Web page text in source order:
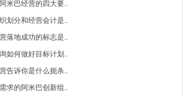
米巴经营的四大要..
划分和经营会计是..
落地成功的标志是..
如何做好目标计划..
告诉你是什么扼杀..
求的阿米巴创新组..